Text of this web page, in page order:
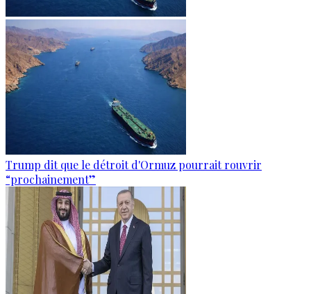
Trump dit que le détroit d'Ormuz pourrait rouvrir
“prochainement”